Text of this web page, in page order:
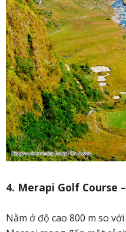
4. Merapi Golf Course
Nằm ở độ cao 800 m so